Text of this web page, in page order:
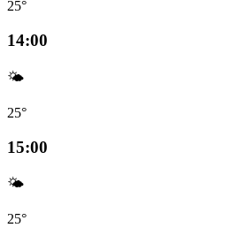
25°
14:00
🌤️
25°
15:00
🌤️
25°